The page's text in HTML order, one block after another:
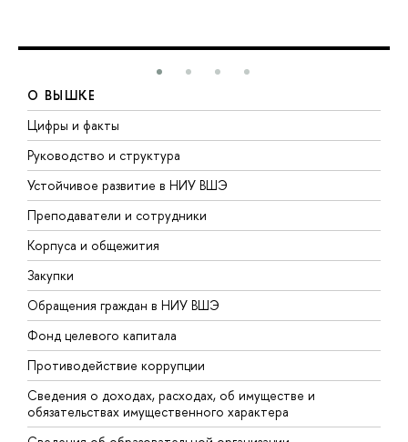
О ВЫШКЕ
Цифры и факты
Руководство и структура
Устойчивое развитие в НИУ ВШЭ
Преподаватели и сотрудники
Корпуса и общежития
Закупки
Обращения граждан в НИУ ВШЭ
Фонд целевого капитала
Противодействие коррупции
Сведения о доходах, расходах, об имуществе и
обязательствах имущественного характера